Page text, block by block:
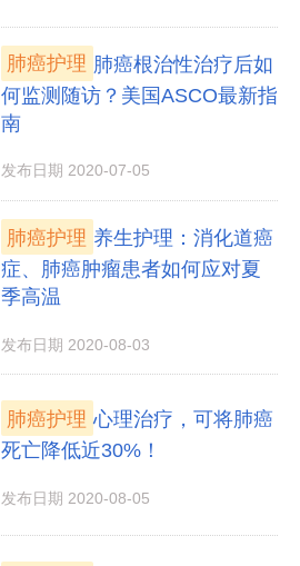
肺癌护理 肺癌根治性治疗后如
何监测随访？美国ASCO最新指
南
发布日期 2020-07-05
肺癌护理 养生护理：消化道癌
症、肺癌肿瘤患者如何应对夏
季高温
发布日期 2020-08-03
肺癌护理 心理治疗，可将肺癌
死亡降低近30%！
发布日期 2020-08-05